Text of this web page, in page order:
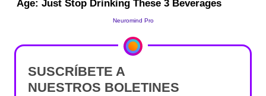
SUSCRÍBETE A
NUESTROS BOLETINES